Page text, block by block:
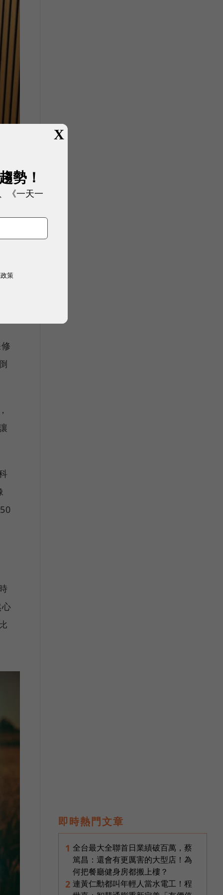
即時熱門文章
1 全台最大全聯首日業績破百萬，蔡
篤昌：還會有更厲害的大型店！為
何把餐廳健身房都搬上樓？
2 連黃仁勳都叫年輕人當水電工！程
X
勢！
《一天一
策